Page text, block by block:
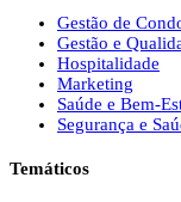
Gestão de
Gestão e
Hospitalidade
Marketing
Saúde e Bem-
Segurança e
Temáticos